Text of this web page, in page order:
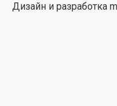
Дизайн и разработка